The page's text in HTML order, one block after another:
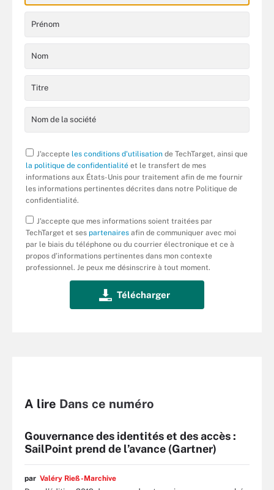
J'accepte les conditions d'utilisation de TechTarget, ainsi que
la politique de confidentialité et le transfert de mes
informations aux États-Unis pour traitement afin de me fournir
les informations pertinentes décrites dans notre Politique de
confidentialité.
J'accepte que mes informations soient traitées par
TechTarget et ses partenaires afin de communiquer avec moi
par le biais du téléphone ou du courrier électronique et ce à
propos d’informations pertinentes dans mon contexte
professionnel. Je peux me désinscrire à tout moment.
A lire Dans ce numéro
Gouvernance des identités et des accès :
SailPoint prend de l’avance (Gartner)
par Valéry Rieß-Marchive